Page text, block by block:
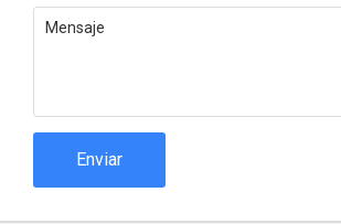
Enviar